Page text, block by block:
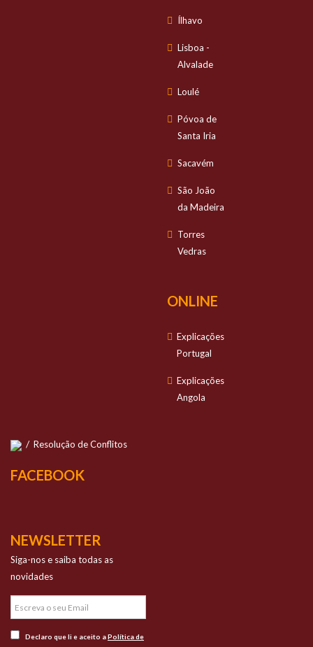
Ílhavo
Lisboa -
Alvalade
Loulé
Póvoa de
Santa Iria
Sacavém
São João
da Madeira
Torres
Vedras
ONLINE
Explicações
Portugal
Explicações
Angola
/ Resolução de Conflitos
FACEBOOK
NEWSLETTER
Siga-nos e saiba todas as
novidades
Declaro que li e aceito aPolítica de